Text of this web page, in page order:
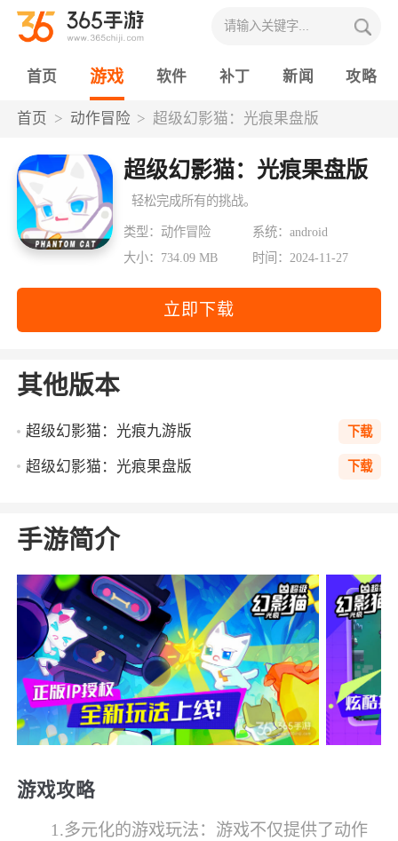
首页 游戏 软件 补丁 新闻 攻略
首页 动作冒险 超级幻影猫：光痕果盘版
超级幻影猫：光痕果盘版
轻松完成所有的挑战。
类型：动作冒险
系统：android
大小：734.09 MB
时间：2024-11-27
立即下载
其他版本
超级幻影猫：光痕九游版 下载
超级幻影猫：光痕果盘版 下载
手游简介
游戏攻略
1.多元化的游戏玩法：游戏不仅提供了动作